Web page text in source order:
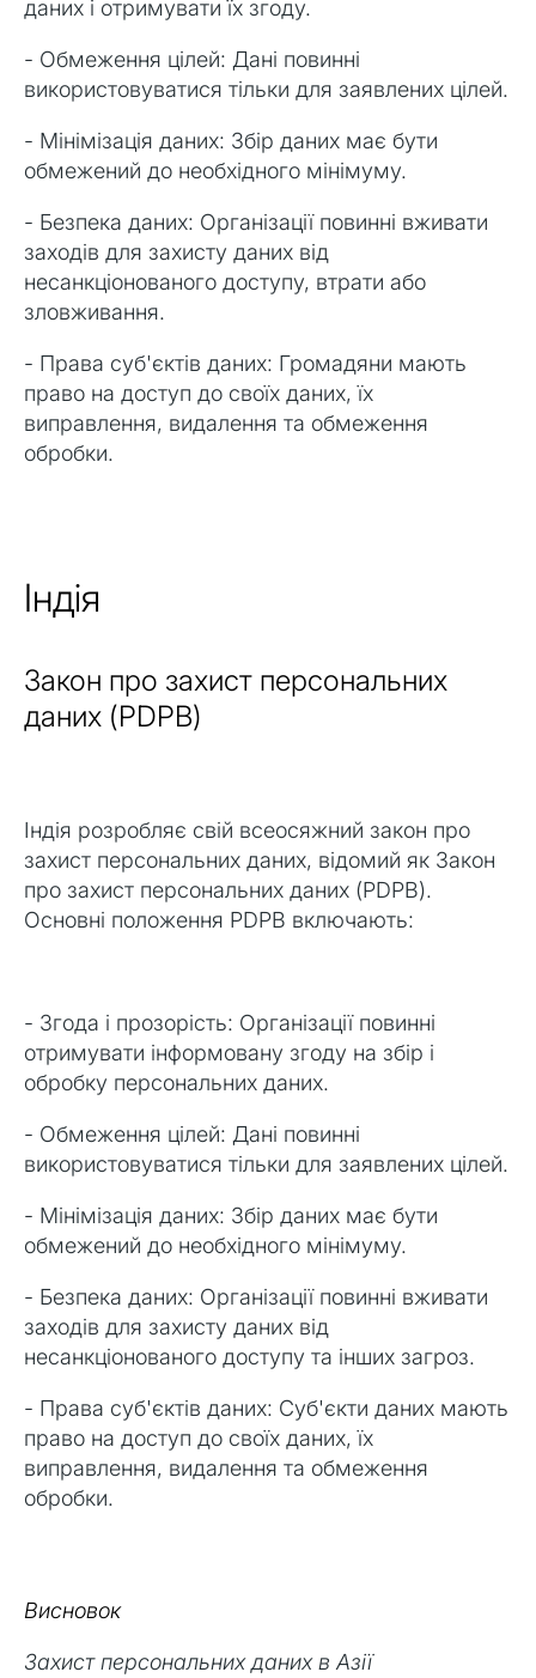
даних і отримувати їх згоду.
- Обмеження цілей: Дані повинні
використовуватися тільки для заявлених цілей.
- Мінімізація даних: Збір даних має бути
обмежений до необхідного мінімуму.
- Безпека даних: Організації повинні вживати
заходів для захисту даних від
несанкціонованого доступу, втрати або
зловживання.
- Права суб'єктів даних: Громадяни мають
право на доступ до своїх даних, їх
виправлення, видалення та обмеження
обробки.
Індія
Закон про захист персональних
даних (PDPB)
Індія розробляє свій всеосяжний закон про
захист персональних даних, відомий як Закон
про захист персональних даних (PDPB).
Основні положення PDPB включають:
- Згода і прозорість: Організації повинні
отримувати інформовану згоду на збір і
обробку персональних даних.
- Обмеження цілей: Дані повинні
використовуватися тільки для заявлених цілей.
- Мінімізація даних: Збір даних має бути
обмежений до необхідного мінімуму.
- Безпека даних: Організації повинні вживати
заходів для захисту даних від
несанкціонованого доступу та інших загроз.
- Права суб'єктів даних: Суб'єкти даних мають
право на доступ до своїх даних, їх
виправлення, видалення та обмеження
обробки.
Висновок
Захист персональних даних в Азії